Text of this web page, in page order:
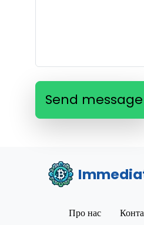
Send message
Про нас